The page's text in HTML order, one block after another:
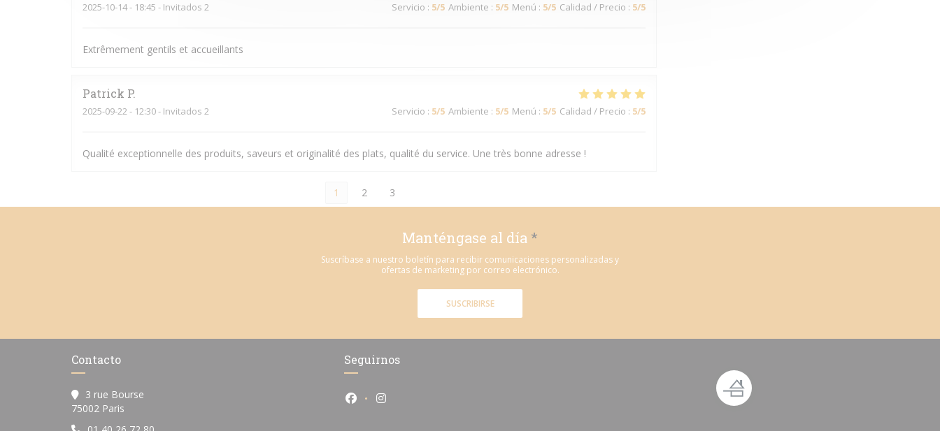
2025-10-14- 18:45 - Invitados 2 Servicio : 5/5 Ambiente : 5/5 Menú : 5/5 Calidad / Precio : 5/5
Extrêmement gentils et accueillants
Patrick P
2025-09-22 - 12:30 - Invitados 2 Servicio : 5/5 Ambiente : 5/5 Menú : 5/5 Calidad / Precio : 5/5
Qualité exceptionnelle des produits, saveurs et originalité des plats, qualité du service. Une très bonne adresse !
1 2 3
Manténgase al día *
Suscríbase a nuestro boletín para recibir comunicaciones personalizadas y
ofertas de marketing por correo electrónico.
SUSCRIBIRSE
Contacto
3 rue Bourse
75002 Paris
Seguirnos
Facebook ((abre en una nueva ventana))
Instagram ((abre en una nueva ventana))